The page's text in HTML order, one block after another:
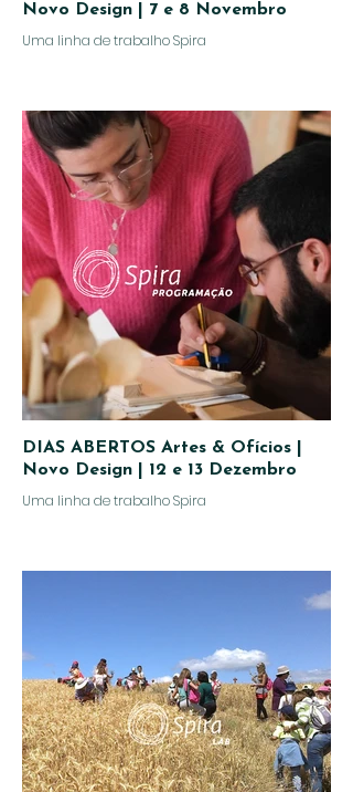
Novo Design | 7 e 8 Novembro
Uma linha de trabalho Spira
DIAS ABERTOS Artes & Ofícios |
Novo Design | 12 e 13 Dezembro
Uma linha de trabalho Spira